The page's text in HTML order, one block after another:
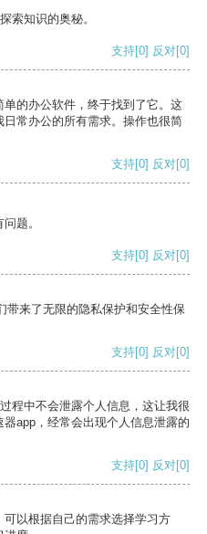
索知识的奥秘。
支持[0] 反对[0]
的办公软件，终于找到了它。这
常办公的所有需求。操作也很简
支持[0] 反对[0]
题。
支持[0] 反对[0]
带来了无限的隐私保护和安全性保
支持[0] 反对[0]
程中不会泄露个人信息，这让我很
app，经常会出现个人信息泄露的
支持[0] 反对[0]
以根据自己的需求选择学习方